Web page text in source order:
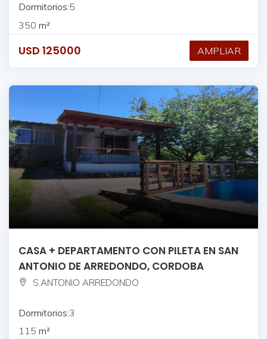
Dormitorios:5
350 m²
USD 125000 AMPLIAR
CASA + DEPARTAMENTO CON PILETA EN SAN
ANTONIO DE ARREDONDO, CORDOBA
S.ANTONIO ARREDONDO
Dormitorios:3
115 m²